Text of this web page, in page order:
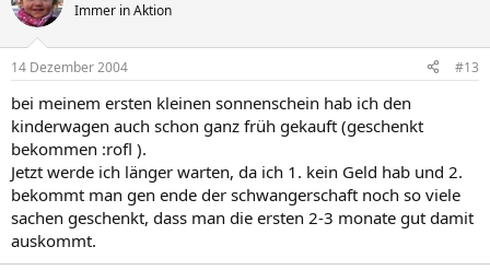
Immer in Aktion
14 Dezember 2004 #13
bei meinem ersten kleinen sonnenschein hab ich den
kinderwagen auch schon ganz früh gekauft (geschenkt
bekommen :rofl ).
Jetzt werde ich länger warten, da ich 1. kein Geld hab und 2.
bekommt man gen ende der schwangerschaft noch so viele
sachen geschenkt, dass man die ersten 2-3 monate gut damit
auskommt.